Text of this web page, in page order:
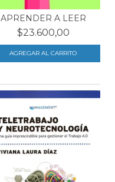
APRENDER A LEER
$23.600,00